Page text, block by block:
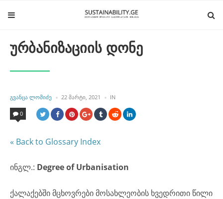
ურბანიზაციის დონე
POSTED
BY
ᲒᲕᲐᲜᲪᲐ ᲚᲝᲛᲘᲫᲔ 22 ᲛᲐᲠᲢᲘ, 2021 INPOSTED
IN
0
« Back to Glossary Index
ინგლ.: Degree of Urbanisation
ქალაქებში მცხოვრები მოსახლეობის ხვედრითი წილი